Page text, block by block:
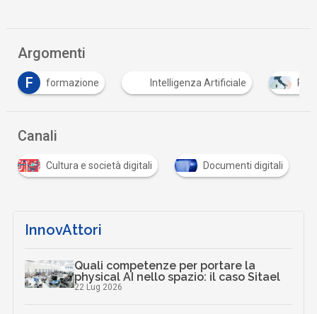
Argomenti
formazione Intelligenza Artificiale PNRR
Canali
Documenti digitali Industria 5.0/Innovazione in
InnovAttori
Quali competenze per portare la
physical AI nello spazio: il caso Sitael
22 Lug 2026